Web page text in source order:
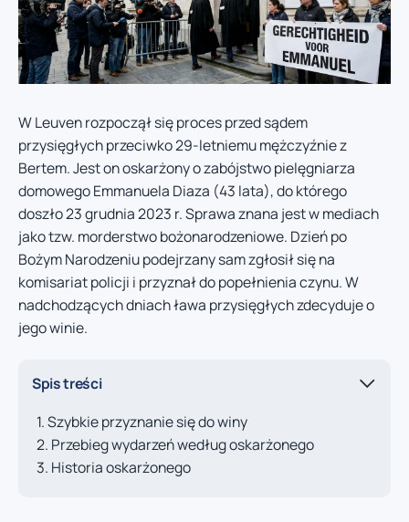
W Leuven rozpoczął się proces przed sądem
przysięgłych przeciwko 29-letniemu mężczyźnie z
Bertem. Jest on oskarżony o zabójstwo pielęgniarza
domowego Emmanuela Diaza (43 lata), do którego
doszło 23 grudnia 2023 r. Sprawa znana jest w mediach
jako tzw. morderstwo bożonarodzeniowe. Dzień po
Bożym Narodzeniu podejrzany sam zgłosił się na
komisariat policji i przyznał do popełnienia czynu. W
nadchodzących dniach ława przysięgłych zdecyduje o
jego winie.
Spis treści
Szybkie przyznanie się do winy
Przebieg wydarzeń według oskarżonego
Historia oskarżonego